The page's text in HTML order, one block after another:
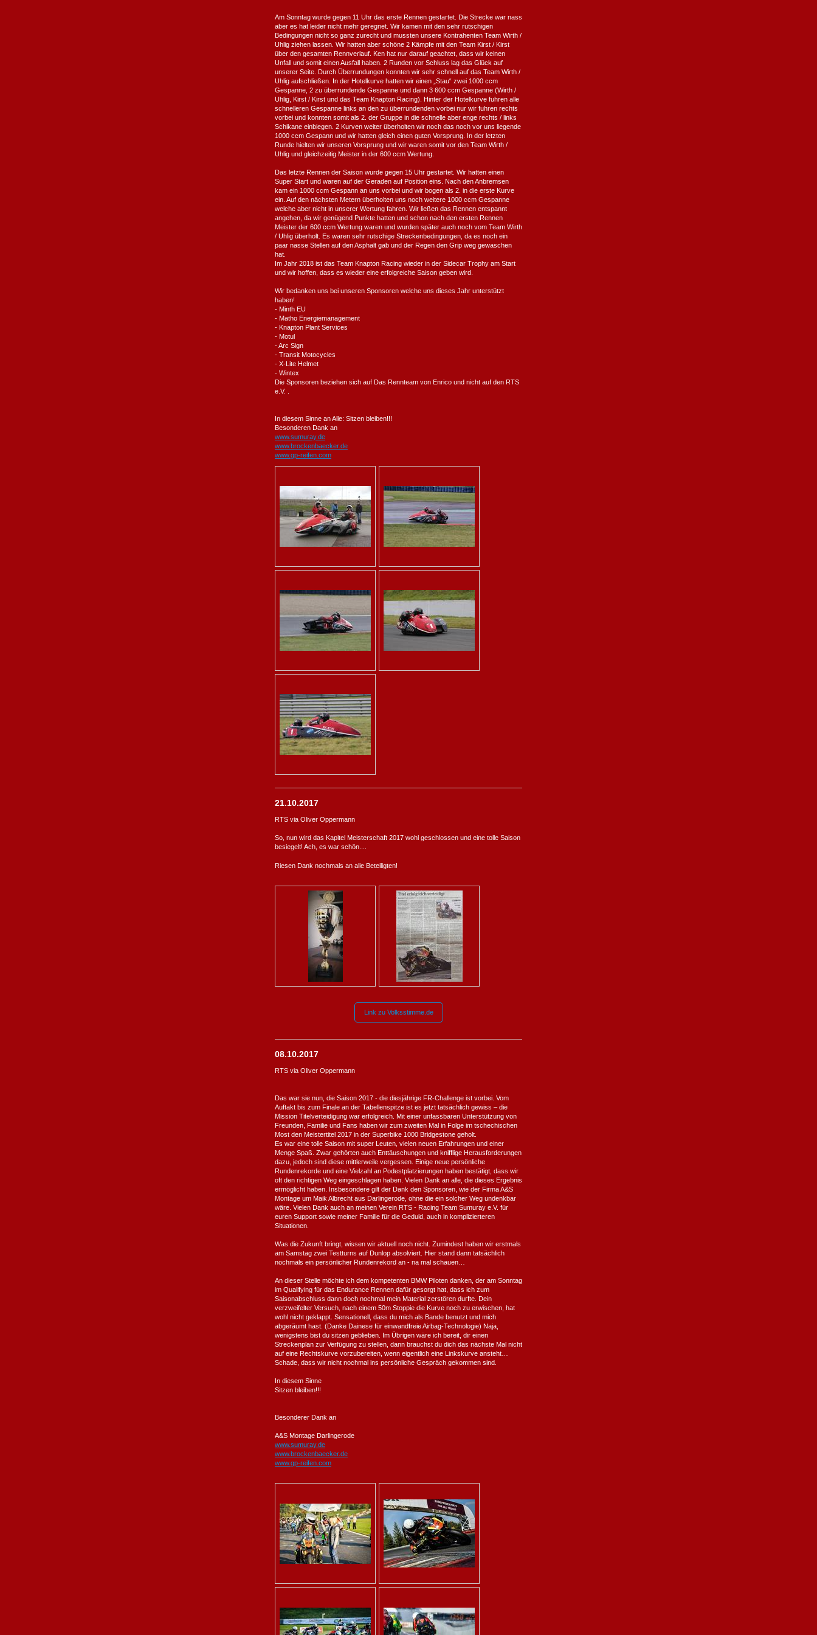
Am Sonntag wurde gegen 11 Uhr das erste Rennen gestartet. Die Strecke war nass
aber es hat leider nicht mehr geregnet. Wir kamen mit den sehr rutschigen
Bedingungen nicht so ganz zurecht und mussten unsere Kontrahenten Team Wirth /
Uhlig ziehen lassen. Wir hatten aber schöne 2 Kämpfe mit den Team Kirst / Kirst
über den gesamten Rennverlauf. Ken hat nur darauf geachtet, dass wir keinen
Unfall und somit einen Ausfall haben. 2 Runden vor Schluss lag das Glück auf
unserer Seite. Durch Überrundungen konnten wir sehr schnell auf das Team Wirth /
Uhlig aufschließen. In der Hotelkurve hatten wir einen „Stau“ zwei 1000 ccm
Gespanne, 2 zu überrundende Gespanne und dann 3 600 ccm Gespanne (Wirth /
Uhlig, Kirst / Kirst und das Team Knapton Racing). Hinter der Hotelkurve fuhren alle
schnelleren Gespanne links an den zu überrundenden vorbei nur wir fuhren rechts
vorbei und konnten somit als 2. der Gruppe in die schnelle aber enge rechts / links
Schikane einbiegen. 2 Kurven weiter überholten wir noch das noch vor uns liegende
1000 ccm Gespann und wir hatten gleich einen guten Vorsprung. In der letzten
Runde hielten wir unseren Vorsprung und wir waren somit vor den Team Wirth /
Uhlig und gleichzeitig Meister in der 600 ccm Wertung.
Das letzte Rennen der Saison wurde gegen 15 Uhr gestartet. Wir hatten einen
Super Start und waren auf der Geraden auf Position eins. Nach den Anbremsen
kam ein 1000 ccm Gespann an uns vorbei und wir bogen als 2. in die erste Kurve
ein. Auf den nächsten Metern überholten uns noch weitere 1000 ccm Gespanne
welche aber nicht in unserer Wertung fahren. Wir ließen das Rennen entspannt
angehen, da wir genügend Punkte hatten und schon nach den ersten Rennen
Meister der 600 ccm Wertung waren und wurden später auch noch vom Team Wirth
/ Uhlig überholt. Es waren sehr rutschige Streckenbedingungen, da es noch ein
paar nasse Stellen auf den Asphalt gab und der Regen den Grip weg gewaschen
hat.
Im Jahr 2018 ist das Team Knapton Racing wieder in der Sidecar Trophy am Start
und wir hoffen, dass es wieder eine erfolgreiche Saison geben wird.
Wir bedanken uns bei unseren Sponsoren welche uns dieses Jahr unterstützt
haben!
- Minth EU
- Matho Energiemanagement
- Knapton Plant Services
- Motul
- Arc Sign
- Transit Motocycles
- X-Lite Helmet
- Wintex
Die Sponsoren beziehen sich auf Das Rennteam von Enrico und nicht auf den RTS
e.V. .
In diesem Sinne an Alle: Sitzen bleiben!!!
Besonderen Dank an
www.sumuray.de
www.brockenbaecker.de
www.gp-reifen.com
21.10.2017
RTS via Oliver Oppermann
So, nun wird das Kapitel Meisterschaft 2017 wohl geschlossen und eine tolle Saison
besiegelt! Ach, es war schön....
Riesen Dank nochmals an alle Beteiligten!
Link zu Volksstimme.de
08.10.2017
RTS via Oliver Oppermann
Das war sie nun, die Saison 2017 - die diesjährige FR-Challenge ist vorbei. Vom
Auftakt bis zum Finale an der Tabellenspitze ist es jetzt tatsächlich gewiss – die
Mission Titelverteidigung war erfolgreich. Mit einer unfassbaren Unterstützung von
Freunden, Familie und Fans haben wir zum zweiten Mal in Folge im tschechischen
Most den Meistertitel 2017 in der Superbike 1000 Bridgestone geholt.
Es war eine tolle Saison mit super Leuten, vielen neuen Erfahrungen und einer
Menge Spaß. Zwar gehörten auch Enttäuschungen und knifflige Herausforderungen
dazu, jedoch sind diese mittlerweile vergessen. Einige neue persönliche
Rundenrekorde und eine Vielzahl an Podestplatzierungen haben bestätigt, dass wir
oft den richtigen Weg eingeschlagen haben. Vielen Dank an alle, die dieses Ergebnis
ermöglicht haben. Insbesondere gilt der Dank den Sponsoren, wie der Firma A&S
Montage um Maik Albrecht aus Darlingerode, ohne die ein solcher Weg undenkbar
wäre. Vielen Dank auch an meinen Verein RTS - Racing Team Sumuray e.V. für
euren Support sowie meiner Familie für die Geduld, auch in komplizierteren
Situationen.
Was die Zukunft bringt, wissen wir aktuell noch nicht. Zumindest haben wir erstmals
am Samstag zwei Testturns auf Dunlop absolviert. Hier stand dann tatsächlich
nochmals ein persönlicher Rundenrekord an - na mal schauen…
An dieser Stelle möchte ich dem kompetenten BMW Piloten danken, der am Sonntag
im Qualifying für das Endurance Rennen dafür gesorgt hat, dass ich zum
Saisonabschluss dann doch nochmal mein Material zerstören durfte. Dein
verzweifelter Versuch, nach einem 50m Stoppie die Kurve noch zu erwischen, hat
wohl nicht geklappt. Sensationell, dass du mich als Bande benutzt und mich
abgeräumt hast. (Danke Dainese für einwandfreie Airbag-Technologie) Naja,
wenigstens bist du sitzen geblieben. Im Übrigen wäre ich bereit, dir einen
Streckenplan zur Verfügung zu stellen, dann brauchst du dich das nächste Mal nicht
auf eine Rechtskurve vorzubereiten, wenn eigentlich eine Linkskurve ansteht…
Schade, dass wir nicht nochmal ins persönliche Gespräch gekommen sind.
In diesem Sinne
Sitzen bleiben!!!
Besonderer Dank an
A&S Montage Darlingerode
www.sumuray.de
www.brockenbaecker.de
www.gp-reifen.com